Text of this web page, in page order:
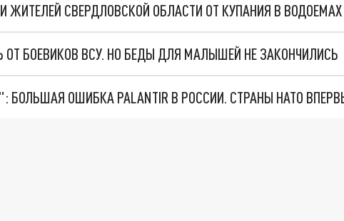
ЖИТЕЛЕЙ СВЕРДЛОВСКОЙ ОБЛАСТИ ОТ КУПАНИЯ В ВОДОЕМАХ
БОЕВИКОВ ВСУ. НО БЕДЫ ДЛЯ МАЛЫШЕЙ НЕ ЗАКОНЧИЛИСЬ